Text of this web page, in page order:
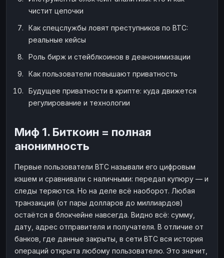
чистит цепочки
Как спецслужбы ловят преступников по BTC:
реальные кейсы
Роль бирж и стейблкоинов в деанонимизации
Как пользователи повышают приватность
Будущее приватности в крипте: куда движется
регулирование и технологии
Миф 1. Биткоин = полная
анонимность
Первые пользователи BTC называли его цифровым
кэшем и сравнивали с наличными: передал купюру — и
следы теряются. Но на деле всё наоборот. Любая
транзакция (от пары долларов до миллиардов)
остаётся в блокчейне навсегда. Видно всё: сумму,
дату, адрес отправителя и получателя. В отличие от
банков, где данные закрыты, в сети BTC вся история
операций открыта любому пользователю. Это значит,